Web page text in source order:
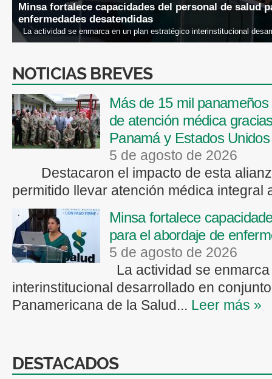
Minsa fortalece capacidades del personal de salud
enfermedades desatendidas
La actividad se enmarca en un plan estratégico interinstitucional
NOTICIAS BREVES
Más de 15 mil
de atención médica
Panamá y Estados Unidos
5 de agosto de 2026
Destacaron el impacto de esta
permitido llevar atención médica integral
Minsa fortalece
para el abordaje de
5 de agosto de 2026
La actividad se
interinstitucional desarrollado en
Panamericana de la Salud... Leer más »
DESTACADOS